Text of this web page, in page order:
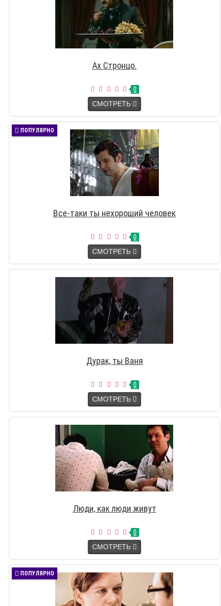
Ах Стронцо.
0
СМОТРЕТЬ
ПОПУЛЯРНО
Все-таки ты нехороший человек
0
СМОТРЕТЬ
Дурак, ты Ваня
0
СМОТРЕТЬ
Люди, как люди живут
0
СМОТРЕТЬ
ПОПУЛЯРНО